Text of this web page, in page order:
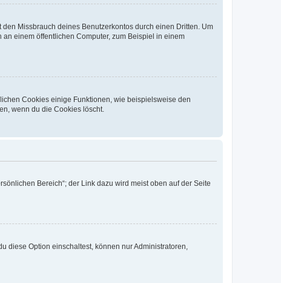
Missbrauch deines Benutzerkontos durch einen Dritten. Um
einem öffentlichen Computer, zum Beispiel in einem
Cookies einige Funktionen, wie beispielsweise den
wenn du die Cookies löscht.
Bereich“; der Link dazu wird meist oben auf der Seite
diese Option einschaltest, können nur Administratoren,